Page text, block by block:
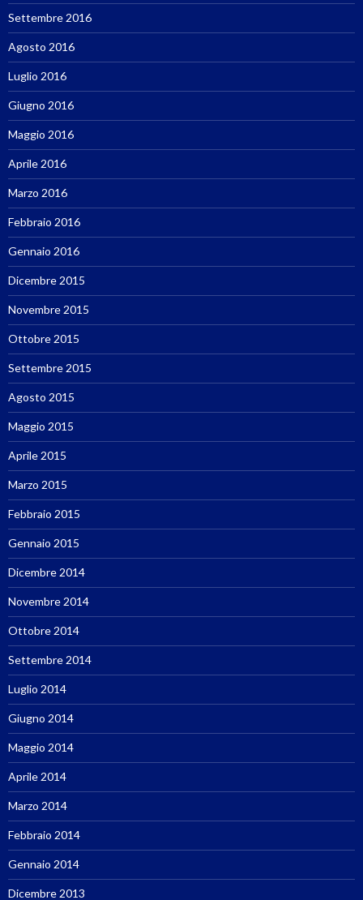
Settembre 2016
Agosto 2016
Luglio 2016
Giugno 2016
Maggio 2016
Aprile 2016
Marzo 2016
Febbraio 2016
Gennaio 2016
Dicembre 2015
Novembre 2015
Ottobre 2015
Settembre 2015
Agosto 2015
Maggio 2015
Aprile 2015
Marzo 2015
Febbraio 2015
Gennaio 2015
Dicembre 2014
Novembre 2014
Ottobre 2014
Settembre 2014
Luglio 2014
Giugno 2014
Maggio 2014
Aprile 2014
Marzo 2014
Febbraio 2014
Gennaio 2014
Dicembre 2013